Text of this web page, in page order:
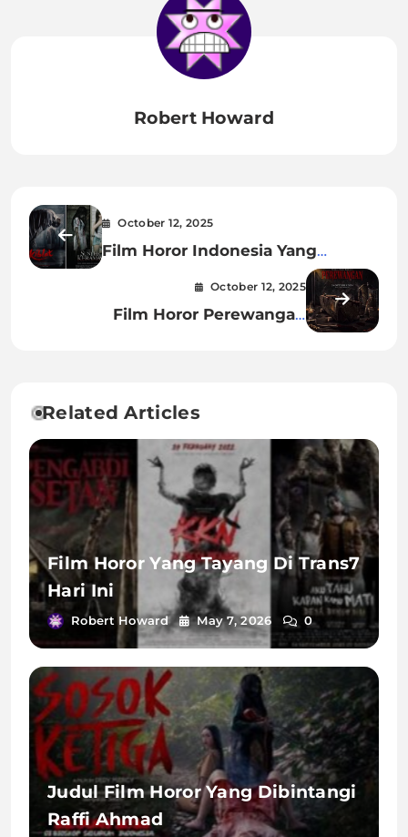
Robert Howard
October 12, 2025
Film Horor Indonesia Yang
October 12, 2025
Film Horor Perewangan
Related Articles
Film Horor Yang Tayang Di Trans7
Hari Ini
Robert Howard May 7, 2026 0
Judul Film Horor Yang Dibintangi
Raffi Ahmad